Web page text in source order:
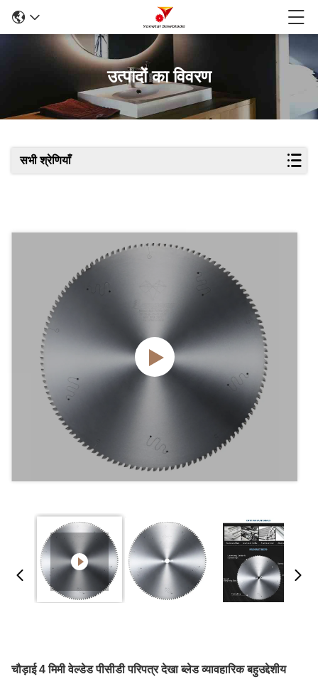
उत्पादों का विवरण
सभी श्रेणियाँ
चौड़ाई 4 मिमी वेल्डेड पीसीडी परिपत्र देखा ब्लेड व्यावहारिक बहुउद्देशीय